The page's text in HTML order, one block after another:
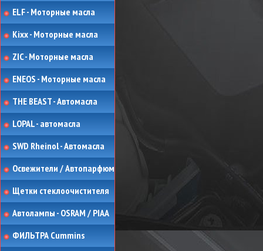
ELF - Моторные масла
Kixx - Моторные масла
ZIC - Моторные масла
ENEOS - Моторные масла
THE BEAST - Автомасла
LOPAL - автомасла
SWD Rheinol - Автомасла
Освежители / Автопарфюм
Щетки стеклоочистителя
Автолампы - OSRAM / PIAA
ФИЛЬТРА Cummins